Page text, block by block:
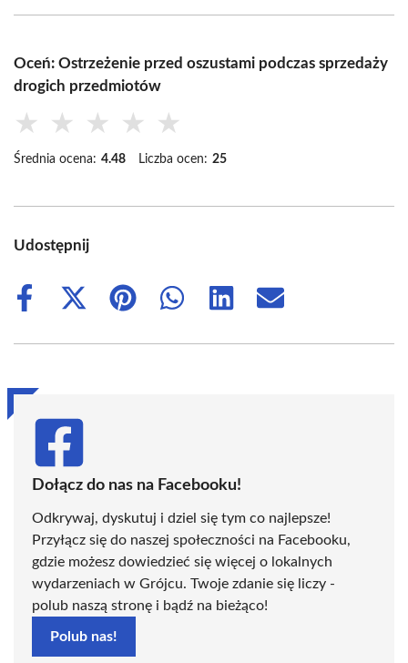
Oceń: Ostrzeżenie przed oszustami podczas sprzedaży
drogich przedmiotów
★ ★ ★ ★ ★
Średnia ocena: 4.48 Liczba ocen: 25
Udostępnij
Share
Share
(Twitter)
Share
Share
Share
Share
Dołącz do nas na Facebooku!
Odkrywaj, dyskutuj i dziel się tym co najlepsze!
Przyłącz się do naszej społeczności na Facebooku,
gdzie możesz dowiedzieć się więcej o lokalnych
wydarzeniach w Grójcu. Twoje zdanie się liczy -
polub naszą stronę i bądź na bieżąco!
Polub nas!